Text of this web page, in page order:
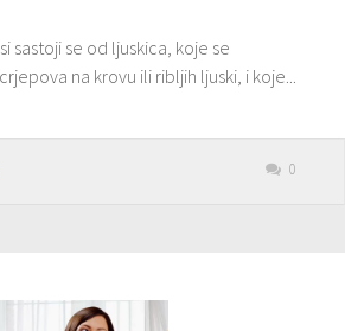
sastoji se od ljuskica, koje se
na krovu ili ribljih ljuski, i koje...
0